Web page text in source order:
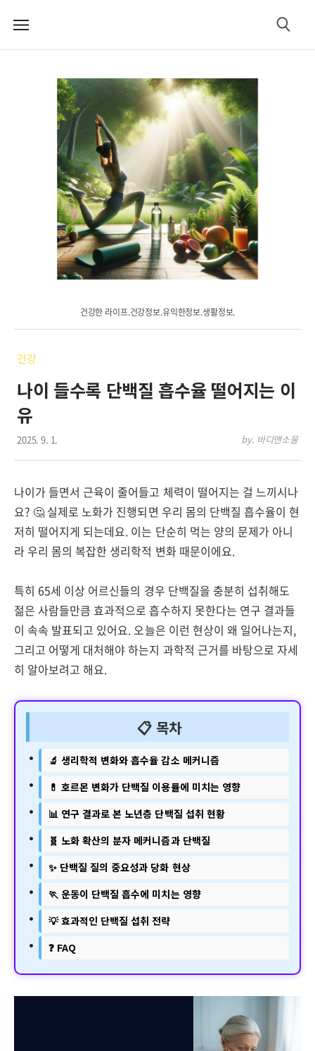
메
검
건강한 라이프.건강정보.유익한정보.생활정보.
건강
나이 들수록 단백질 흡수율 떨어지는 이
유
2025. 9. 1. by. 바디앤소울
나이가 들면서 근육이 줄어들고 체력이 떨어지는 걸 느끼시나
요? 🤔 실제로 노화가 진행되면 우리 몸의 단백질 흡수율이 현
저히 떨어지게 되는데요. 이는 단순히 먹는 양의 문제가 아니
라 우리 몸의 복잡한 생리학적 변화 때문이에요.
특히 65세 이상 어르신들의 경우 단백질을 충분히 섭취해도
젊은 사람들만큼 효과적으로 흡수하지 못한다는 연구 결과들
이 속속 발표되고 있어요. 오늘은 이런 현상이 왜 일어나는지,
그리고 어떻게 대처해야 하는지 과학적 근거를 바탕으로 자세
히 알아보려고 해요.
📋 목차
🔬 생리학적 변화와 흡수율 감소 메커니즘
💊 호르몬 변화가 단백질 이용률에 미치는 영향
📊 연구 결과로 본 노년층 단백질 섭취 현황
🧬 노화 확산의 분자 메커니즘과 단백질
✨ 단백질 질의 중요성과 당화 현상
🏃 운동이 단백질 흡수에 미치는 영향
💡 효과적인 단백질 섭취 전략
❓ FAQ